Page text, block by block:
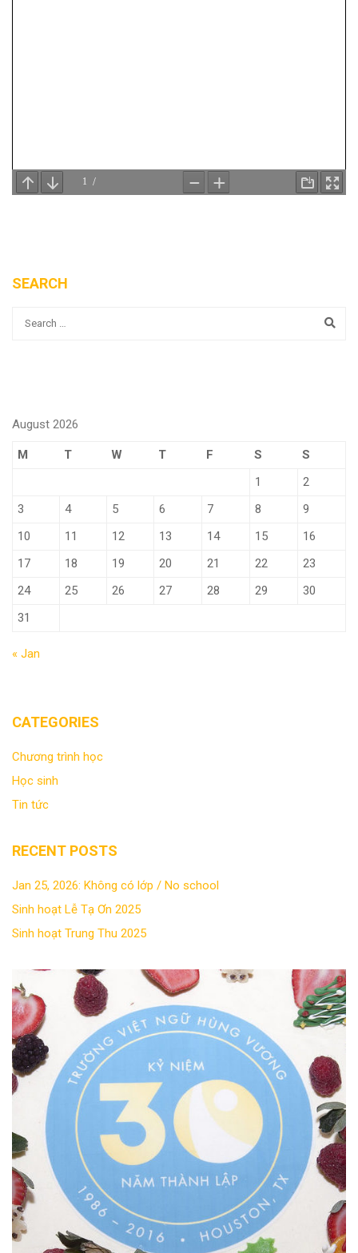
SEARCH
August 2026
M T W T F S
S
1
2
3
4 5 6 7 8
9
10
11 12 13 14 15
16
17
18 19 20 21 22
23
24
25 26 27 28 29
30
31
« Jan
CATEGORIES
Chương trình học
Học sinh
Tin tức
RECENT POSTS
Jan 25, 2026: Không có lớp / No school
Sinh hoạt Lễ Tạ Ơn 2025
Sinh hoạt Trung Thu 2025